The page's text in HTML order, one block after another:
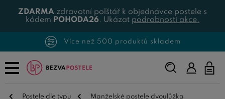
ZDARMA zdravotní polštář k objednávce postele s
kódem POHODA26. Ukázat podrobnosti akce.
Více než 500 produktů skladem
Napište,
co
Postele dle typu Manželské postele dvoulůžka